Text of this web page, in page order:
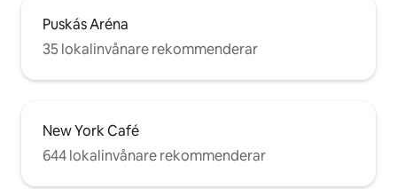
ruinbarer.
Puskás Aréna
35 lokalinvånare rekommenderar
New York Café
644 lokalinvånare rekommenderar